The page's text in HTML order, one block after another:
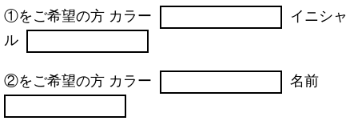
①をご希望の方 カラー
イニシャ
ル
②をご希望の方 カラー 名前